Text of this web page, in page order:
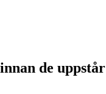
de uppstår